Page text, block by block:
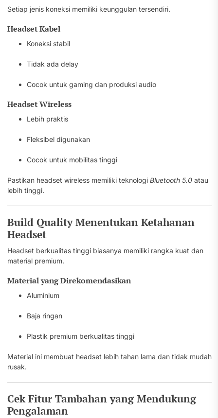
Setiap jenis koneksi memiliki keunggulan tersendiri.
Headset Kabel
Koneksi stabil
Tidak ada delay
Cocok untuk gaming dan produksi audio
Headset Wireless
Lebih praktis
Fleksibel digunakan
Cocok untuk mobilitas tinggi
Pastikan headset wireless memiliki teknologi Bluetooth 5.0 atau
lebih tinggi.
Build Quality Menentukan Ketahanan
Headset
Headset berkualitas tinggi biasanya memiliki rangka kuat dan
material premium.
Material yang Direkomendasikan
Aluminium
Baja ringan
Plastik premium berkualitas tinggi
Material ini membuat headset lebih tahan lama dan tidak mudah
rusak.
Cek Fitur Tambahan yang Mendukung
Pengalaman